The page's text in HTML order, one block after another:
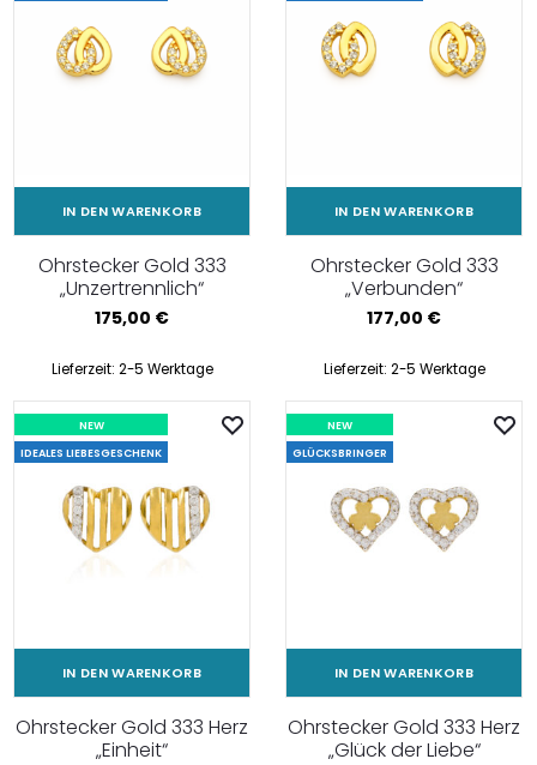
IN DEN WARENKORB
Ohrstecker Gold 333
„Unzertrennlich“
175,00 €
Lieferzeit: 2-5 Werktage
IN DEN WARENKORB
Ohrstecker Gold 333
„Verbunden“
177,00 €
Lieferzeit: 2-5 Werktage
NEW
IDEALES LIEBESGESCHENK
IN DEN WARENKORB
Ohrstecker Gold 333 Herz
„Einheit“
NEW
GLÜCKSBRINGER
IN DEN WARENKORB
Ohrstecker Gold 333 Herz
„Glück der Liebe“